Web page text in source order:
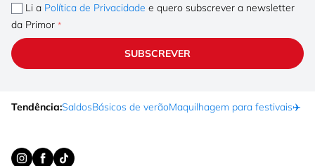
Li a Política de Privacidade e quero subscrever a newsletter
da Primor
SUBSCREVER
Tendência:SaldosBásicos de verãoMaquilhagem para festivais✈️